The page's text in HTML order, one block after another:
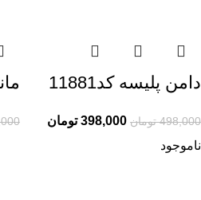
دامن پلیسه کد11881
498,000 تومان 398,000 تومان
ناموجود